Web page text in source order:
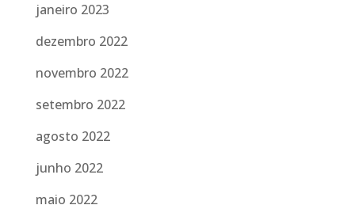
janeiro 2023
dezembro 2022
novembro 2022
setembro 2022
agosto 2022
junho 2022
maio 2022